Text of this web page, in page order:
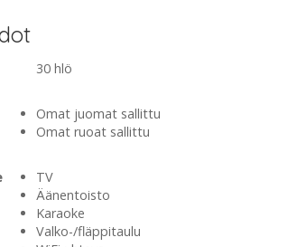
30 hlö
Omat juomat sallittu
Omat ruoat sallittu
TV
Äänentoisto
Karaoke
Valko-/fläppitaulu